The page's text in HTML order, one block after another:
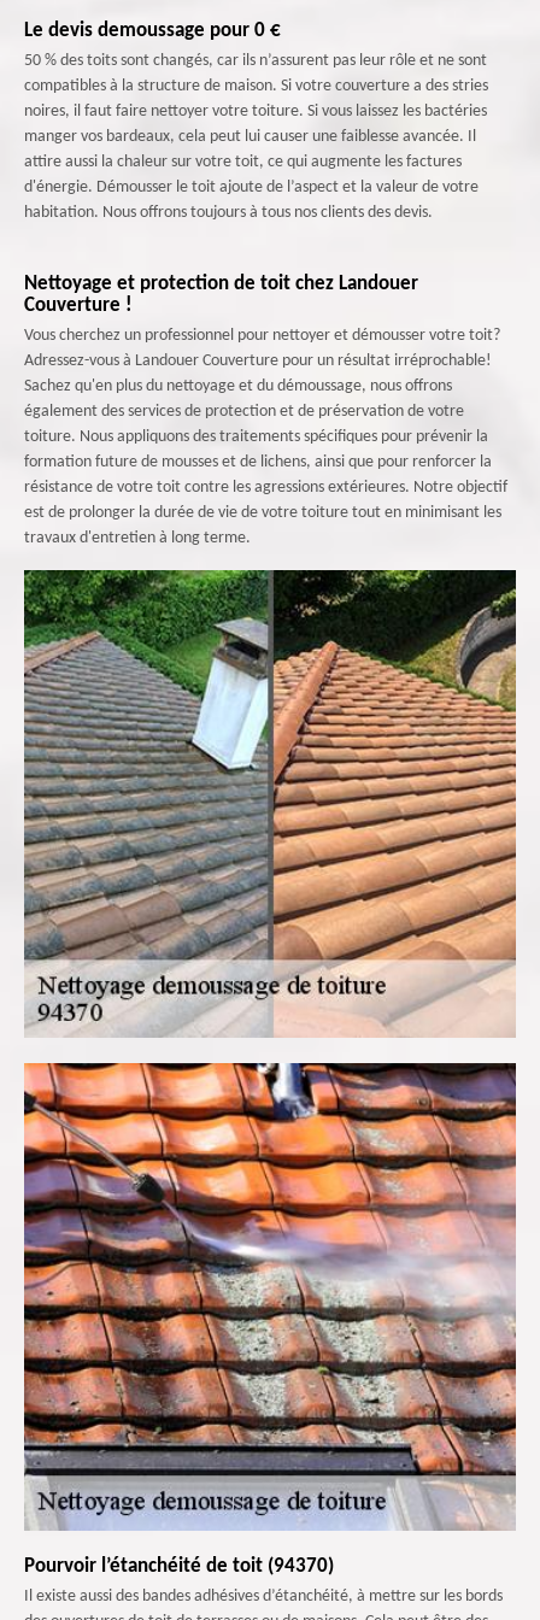
Le devis demoussage pour 0 €
50 % des toits sont changés, car ils n’assurent pas leur rôle et ne sont
compatibles à la structure de maison. Si votre couverture a des stries
noires, il faut faire nettoyer votre toiture. Si vous laissez les bactéries
manger vos bardeaux, cela peut lui causer une faiblesse avancée. Il
attire aussi la chaleur sur votre toit, ce qui augmente les factures
d'énergie. Démousser le toit ajoute de l’aspect et la valeur de votre
habitation. Nous offrons toujours à tous nos clients des devis.
Nettoyage et protection de toit chez Landouer
Couverture !
Vous cherchez un professionnel pour nettoyer et démousser votre toit?
Adressez-vous à Landouer Couverture pour un résultat irréprochable!
Sachez qu'en plus du nettoyage et du démoussage, nous offrons
également des services de protection et de préservation de votre
toiture. Nous appliquons des traitements spécifiques pour prévenir la
formation future de mousses et de lichens, ainsi que pour renforcer la
résistance de votre toit contre les agressions extérieures. Notre objectif
est de prolonger la durée de vie de votre toiture tout en minimisant les
travaux d'entretien à long terme.
Pourvoir l’étanchéité de toit (94370)
Il existe aussi des bandes adhésives d’étanchéité, à mettre sur les bords